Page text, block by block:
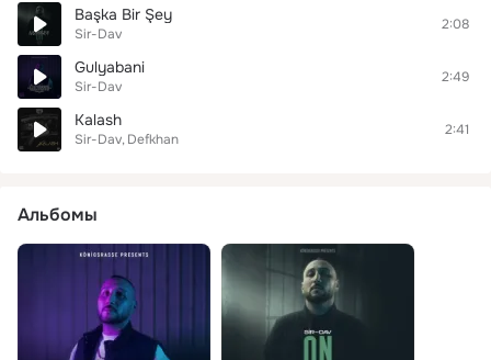
Başka Bir Şey
Sir-Dav
2:08
Gulyabani
Sir-Dav
2:49
Kalash
Sir-Dav Defkhan
2:41
Альбомы